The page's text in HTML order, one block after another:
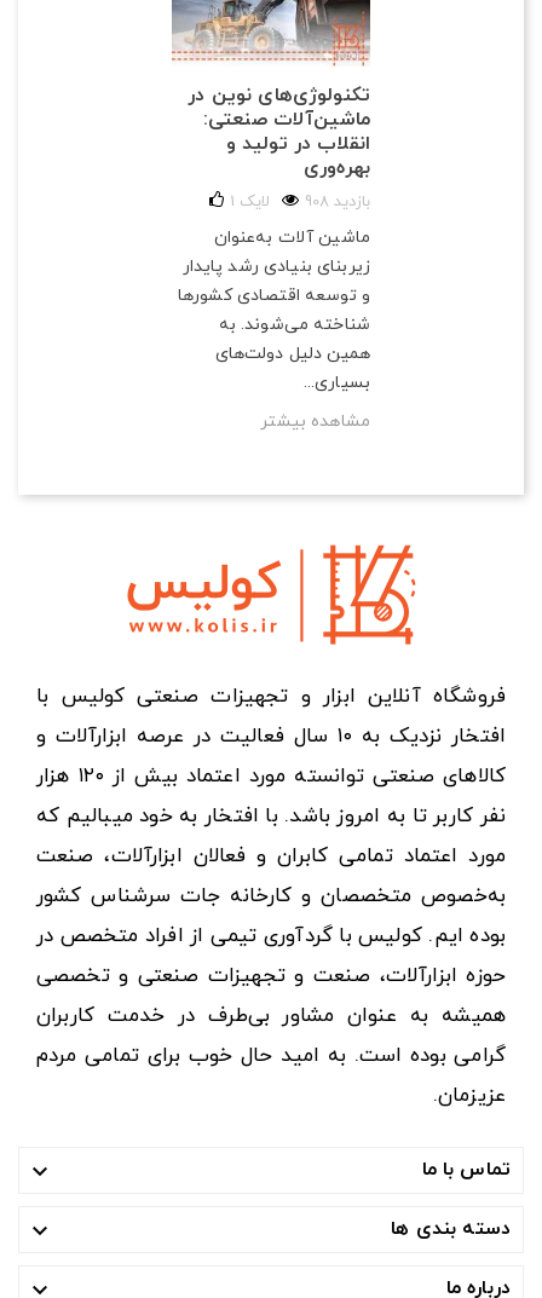
تکنولوژی‌های نوین در
ماشین‌آلات صنعتی:
انقلاب در تولید و
بهره‌وری
908 بازدید 1 لایک
ماشین آلات به‌عنوان
زیربنای بنیادی رشد پایدار
و توسعه اقتصادی کشورها
شناخته می‌شوند. به
همین دلیل دولت‌های
بسیاری...
مشاهده بیشتر
فروشگاه آنلاین ابزار و تجهیزات صنعتی کولیس با
افتخار نزدیک به ۱۰ سال فعالیت در عرصه ابزارآلات و
کالاهای صنعتی توانسته مورد اعتماد بیش از ۱۲۰ هزار
نفر کاربر تا به امروز باشد. با افتخار به خود میبالیم که
مورد اعتماد تمامی کابران و فعالان ابزارآلات، صنعت
به‌خصوص متخصصان و کارخانه جات سرشناس کشور
بوده ایم. کولیس با گردآوری تیمی از افراد متخصص در
حوزه ابزارآلات، صنعت و تجهیزات صنعتی و تخصصی
همیشه به عنوان مشاور بی‌طرف در خدمت کاربران
گرامی بوده است. به امید حال خوب برای تمامی مردم
عزیزمان.
تماس با ما 
دسته بندی ها 
درباره ما 